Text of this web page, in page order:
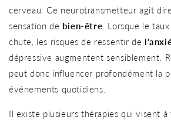
cerveau. Ce neurotransmetteur agit
sensation de bien-être . Lorsque le
chute, les risques de ressentir de
dépressive augmentent sensiblement.
peut donc influencer profondément la
événements quotidiens.
Il existe plusieurs thérapies qui visent